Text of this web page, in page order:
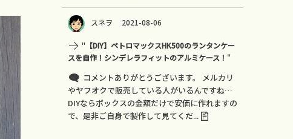
スネヲ 2021-08-06
" 【DIY】ペトロマックスHK500のランタンケー
スを自作！シンデレラフィットのアルミケース！ "
コメントありがとうございます。 メルカリ
やヤフオクで販売している人がいるんですね…
DIYならボックスの金額だけで安価に作れますの
で、是非ご自身で製作して見てくだ...